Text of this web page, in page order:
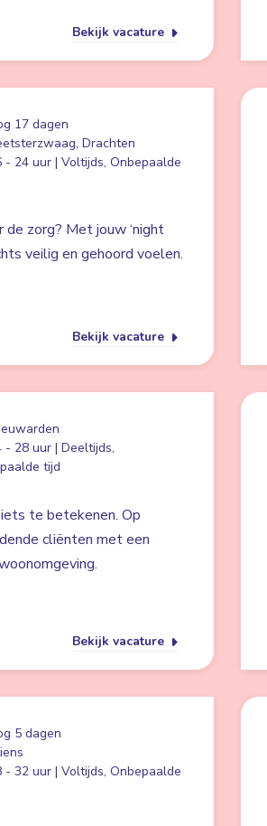
Bekijk vacature
17 dagen
Drachten
- 24 uur | Voltijds, Onbepaalde
zorg? Met jouw ‘night
veilig en gehoord voelen.
Bekijk vacature
- 28 uur | Deeltijds,
tijd
te betekenen. Op
cliënten met een
Bekijk vacature
5 dagen
- 32 uur | Voltijds, Onbepaalde